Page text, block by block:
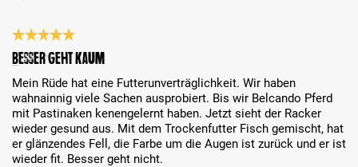
Review with rating of 5 out of 5 stars
Besser geht kaum
Mein Rüde hat eine Futterunverträglichkeit. Wir haben
wahnainnig viele Sachen ausprobiert. Bis wir Belcando Pferd
mit Pastinaken kenengelernt haben. Jetzt sieht der Racker
wieder gesund aus. Mit dem Trockenfutter Fisch gemischt, hat
er glänzendes Fell, die Farbe um die Augen ist zurück und er ist
wieder fit. Besser geht nicht.